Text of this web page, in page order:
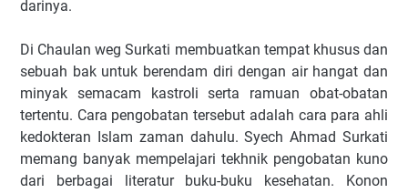
darinya.
Di Chaulan weg Surkati membuatkan tempat khusus dan
sebuah bak untuk berendam diri dengan air hangat dan
minyak semacam kastroli serta ramuan obat-obatan
tertentu. Cara pengobatan tersebut adalah cara para ahli
kedokteran Islam zaman dahulu. Syech Ahmad Surkati
memang banyak mempelajari tekhnik pengobatan kuno
dari berbagai literatur buku-buku kesehatan. Konon